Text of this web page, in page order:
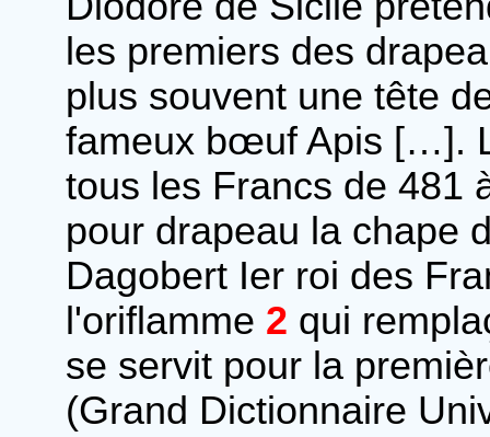
les premiers des
plus souvent une tête
fameux bœuf Apis […].
tous les Francs de 481
pour drapeau la chape
Dagobert Ier roi des
l'oriflamme 2 qui
se servit pour la
(Grand Dictionnaire